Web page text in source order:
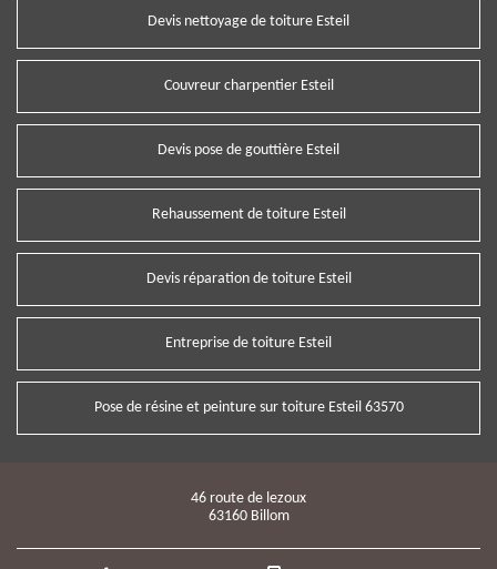
Devis nettoyage de toiture Esteil
Couvreur charpentier Esteil
Devis pose de gouttière Esteil
Rehaussement de toiture Esteil
Devis réparation de toiture Esteil
Entreprise de toiture Esteil
Pose de résine et peinture sur toiture Esteil 63570
46 route de lezoux
63160 Billom